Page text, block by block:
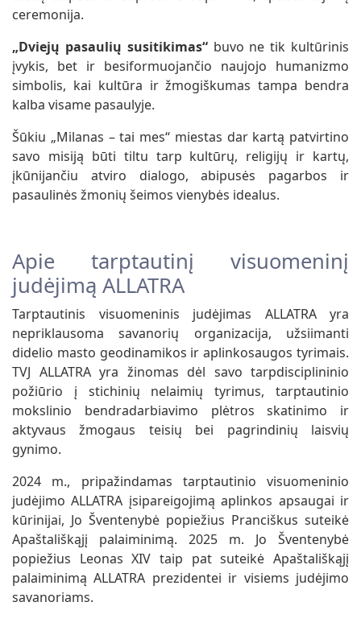
ceremonija.
„Dviejų pasaulių susitikimas“buvo ne tik kultūrinis
įvykis, bet ir besiformuojančio naujojo humanizmo
simbolis, kai kultūra ir žmogiškumas tampa bendra
kalba visame pasaulyje.
Šūkiu „Milanas – tai mes“ miestas dar kartą patvirtino
savo misiją būti tiltu tarp kultūrų, religijų ir kartų,
įkūnijančiu atviro dialogo, abipusės pagarbos ir
pasaulinės žmonių šeimos vienybės idealus.
Apie tarptautinį visuomeninį
judėjimą ALLATRA
Tarptautinis visuomeninis judėjimas ALLATRA yra
nepriklausoma savanorių organizacija, užsiimanti
didelio masto geodinamikos ir aplinkosaugos tyrimais.
TVJ ALLATRA yra žinomas dėl savo tarpdisciplininio
požiūrio į stichinių nelaimių tyrimus, tarptautinio
mokslinio bendradarbiavimo plėtros skatinimo ir
aktyvaus žmogaus teisių bei pagrindinių laisvių
gynimo.
2024 m., pripažindamas tarptautinio visuomeninio
judėjimo ALLATRA įsipareigojimą aplinkos apsaugai ir
kūrinijai, Jo Šventenybė popiežius Pranciškus suteikė
Apaštališkąjį palaiminimą. 2025 m. Jo Šventenybė
popiežius Leonas XIV taip pat suteikė Apaštališkąjį
palaiminimą ALLATRA prezidentei ir visiems judėjimo
savanoriams.